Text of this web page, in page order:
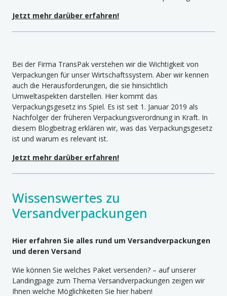
Jetzt mehr darüber erfahren!
Bei der Firma TransPak verstehen wir die Wichtigkeit von
Verpackungen für unser Wirtschaftssystem. Aber wir kennen
auch die Herausforderungen, die sie hinsichtlich
Umweltaspekten darstellen. Hier kommt das
Verpackungsgesetz ins Spiel. Es ist seit 1. Januar 2019 als
Nachfolger der früheren Verpackungsverordnung in Kraft. In
diesem Blogbeitrag erklären wir, was das Verpackungsgesetz
ist und warum es relevant ist.
Jetzt mehr darüber erfahren!
Wissenswertes zu
Versandverpackungen
Hier erfahren Sie alles rund um Versandverpackungen
und deren Versand
Wie können Sie welches Paket versenden? – auf unserer
Landingpage zum Thema Versandverpackungen zeigen wir
Ihnen welche Möglichkeiten Sie hier haben!